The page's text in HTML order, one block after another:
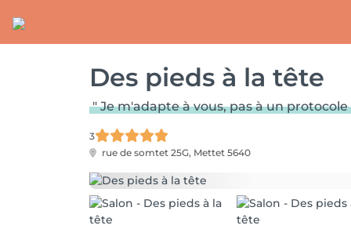
Des pieds à la tête
" Je m'adapte à vous, pas à un protocole
3
rue de somtet 25G, Mettet 5640